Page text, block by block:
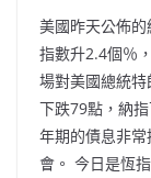
美國昨天公佈
指數升2.4個％
場對美國總統
下跌79點，納
年期的債息非
會。 今日是恆